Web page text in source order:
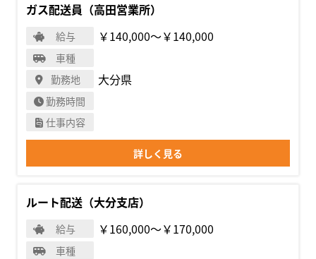
ガス配送員（高田営業所）
給与 ￥140,000〜￥140,000
車種
勤務地
大分県
勤務時間
仕事内容
詳しく見る
ルート配送（大分支店）
給与 ￥160,000〜￥170,000
車種